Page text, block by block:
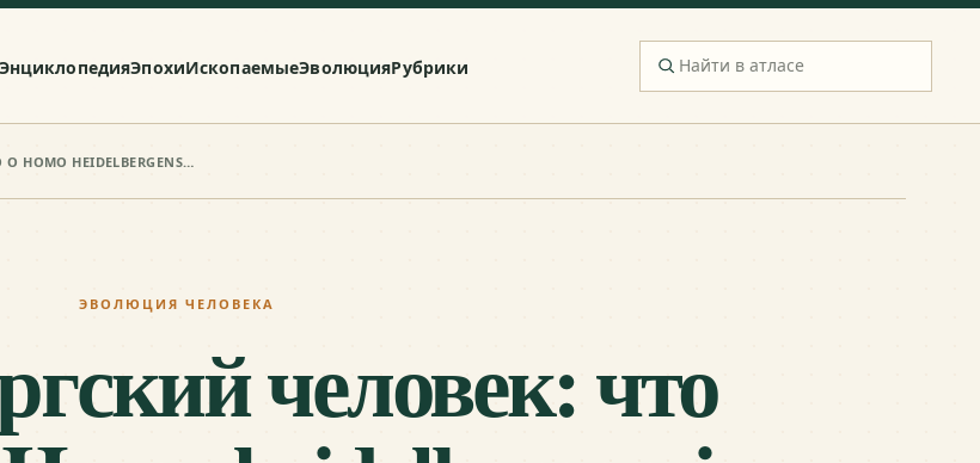
ЭнциклопедияЭпохиИскопаемыеЭволюцияРубрики
ГЕЙДЕЛЬБЕРГСКИЙ ЧЕЛОВЕК: ЧТО ИЗВЕСТНО О HOMO HEIDELBERGENSIS
ЭВОЛЮЦИЯ ЧЕЛОВЕКА
человек: что